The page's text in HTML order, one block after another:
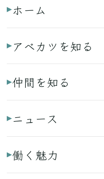
ホーム
アベカツを知る
仲間を知る
ニュース
働く魅力